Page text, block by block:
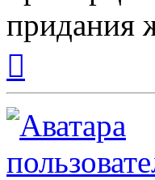
придания
началу